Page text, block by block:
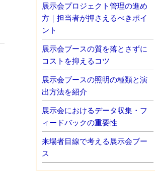
展示会プロジェクト管理の進め
方｜担当者が押さえるべきポイ
ント
展示会ブースの質を落とさずに
コストを抑えるコツ
展示会ブースの照明の種類と演
出方法を紹介
展示会におけるデータ収集・フ
ィードバックの重要性
来場者目線で考える展示会ブー
ス